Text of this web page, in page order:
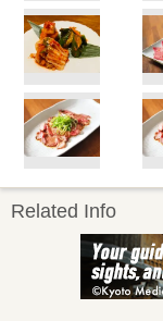
Related Info